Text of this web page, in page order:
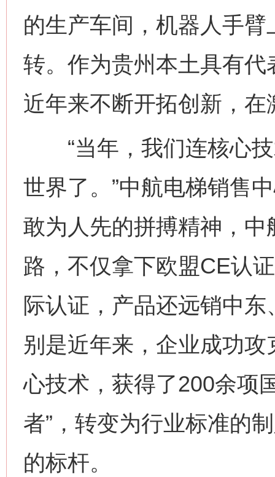
的生产车间，机器人手
转。作为贵州本土具有
近年来不断开拓创新，
“当年，我们连核心技
世界了。”中航电梯销售
敢为人先的拼搏精神，
路，不仅拿下欧盟CE认
际认证，产品还远销中
别是近年来，企业成功
心技术，获得了200余项
者”，转变为行业标准的
的标杆。